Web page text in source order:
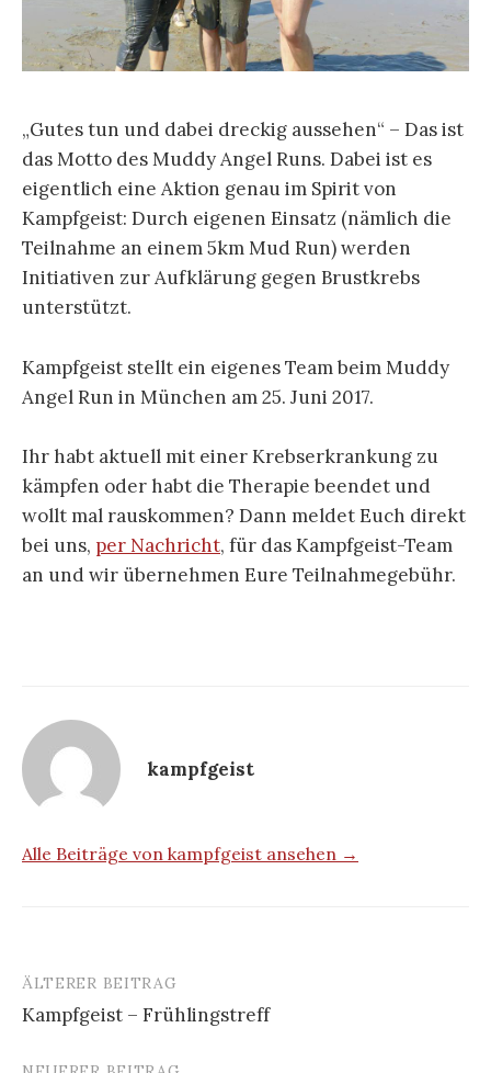
„Gutes tun und dabei dreckig aussehen“ – Das ist
das Motto des Muddy Angel Runs. Dabei ist es
eigentlich eine Aktion genau im Spirit von
Kampfgeist: Durch eigenen Einsatz (nämlich die
Teilnahme an einem 5km Mud Run) werden
Initiativen zur Aufklärung gegen Brustkrebs
unterstützt.
Kampfgeist stellt ein eigenes Team beim Muddy
Angel Run in München am 25. Juni 2017.
Ihr habt aktuell mit einer Krebserkrankung zu
kämpfen oder habt die Therapie beendet und
wollt mal rauskommen? Dann meldet Euch direkt
bei uns, per Nachricht, für das Kampfgeist-Team
an und wir übernehmen Eure Teilnahmegebühr.
kampfgeist
Alle Beiträge von kampfgeist ansehen →
Beitrags-
Navigation
ÄLTERER BEITRAG
Kampfgeist – Frühlingstreff